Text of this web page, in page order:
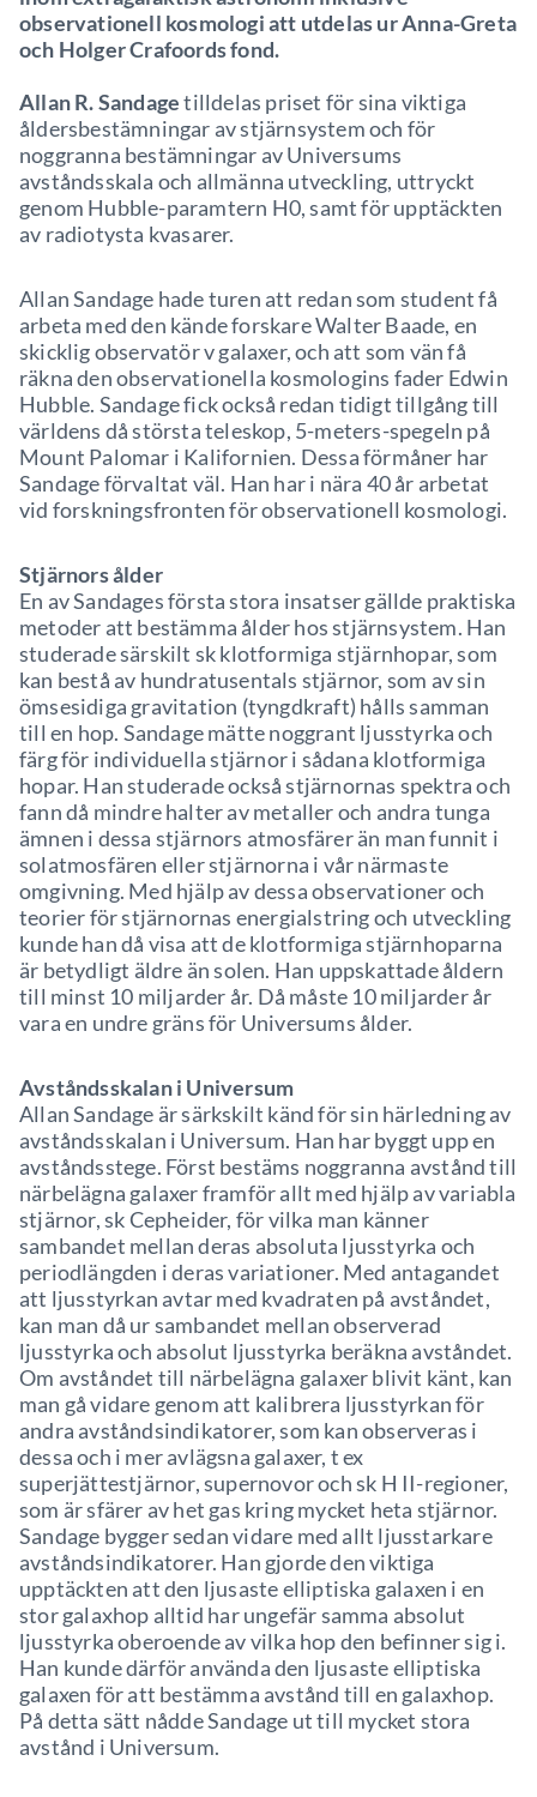
observationell kosmologi att utdelas ur Anna-Greta
och Holger Crafoords fond.
Allan R. Sandagetilldelas priset för sina viktiga
åldersbestämningar av stjärnsystem och för
noggranna bestämningar av Universums
avståndsskala och allmänna utveckling, uttryckt
genom Hubble-paramtern H0, samt för upptäckten
av radiotysta kvasarer.
Allan Sandage hade turen att redan som student få
arbeta med den kände forskare Walter Baade, en
skicklig observatör v galaxer, och att som vän få
räkna den observationella kosmologins fader Edwin
Hubble. Sandage fick också redan tidigt tillgång till
världens då största teleskop, 5-meters-spegeln på
Mount Palomar i Kalifornien. Dessa förmåner har
Sandage förvaltat väl. Han har i nära 40 år arbetat
vid forskningsfronten för observationell kosmologi.
Stjärnors ålder
En av Sandages första stora insatser gällde praktiska
metoder att bestämma ålder hos stjärnsystem. Han
studerade särskilt sk klotformiga stjärnhopar, som
kan bestå av hundratusentals stjärnor, som av sin
ömsesidiga gravitation (tyngdkraft) hålls samman
till en hop. Sandage mätte noggrant ljusstyrka och
färg för individuella stjärnor i sådana klotformiga
hopar. Han studerade också stjärnornas spektra och
fann då mindre halter av metaller och andra tunga
ämnen i dessa stjärnors atmosfärer än man funnit i
solatmosfären eller stjärnorna i vår närmaste
omgivning. Med hjälp av dessa observationer och
teorier för stjärnornas energialstring och utveckling
kunde han då visa att de klotformiga stjärnhoparna
är betydligt äldre än solen. Han uppskattade åldern
till minst 10 miljarder år. Då måste 10 miljarder år
vara en undre gräns för Universums ålder.
Avståndsskalan i Universum
Allan Sandage är särkskilt känd för sin härledning av
avståndsskalan i Universum. Han har byggt upp en
avståndsstege. Först bestäms noggranna avstånd till
närbelägna galaxer framför allt med hjälp av variabla
stjärnor, sk Cepheider, för vilka man känner
sambandet mellan deras absoluta ljusstyrka och
periodlängden i deras variationer. Med antagandet
att ljusstyrkan avtar med kvadraten på avståndet,
kan man då ur sambandet mellan observerad
ljusstyrka och absolut ljusstyrka beräkna avståndet.
Om avståndet till närbelägna galaxer blivit känt, kan
man gå vidare genom att kalibrera ljusstyrkan för
andra avståndsindikatorer, som kan observeras i
dessa och i mer avlägsna galaxer, t ex
superjättestjärnor, supernovor och sk H II-regioner,
som är sfärer av het gas kring mycket heta stjärnor.
Sandage bygger sedan vidare med allt ljusstarkare
avståndsindikatorer. Han gjorde den viktiga
upptäckten att den ljusaste elliptiska galaxen i en
stor galaxhop alltid har ungefär samma absolut
ljusstyrka oberoende av vilka hop den befinner sig i.
Han kunde därför använda den ljusaste elliptiska
galaxen för att bestämma avstånd till en galaxhop.
På detta sätt nådde Sandage ut till mycket stora
avstånd i Universum.